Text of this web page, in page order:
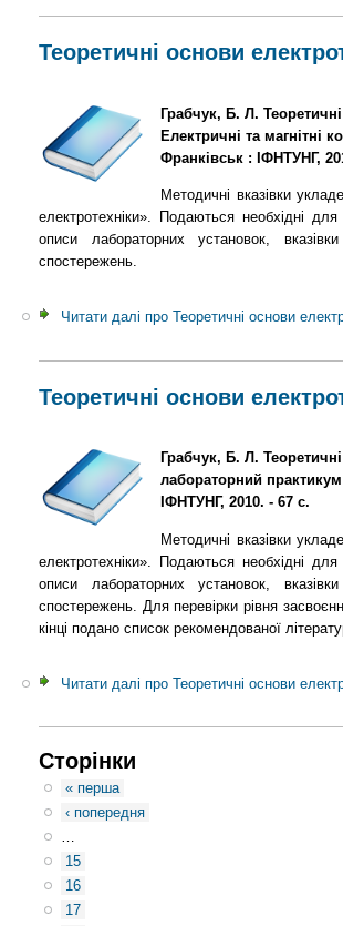
Теоретичні основи
Грабчук, Б. Л.
Електричні та
Франківськ : ІФНТУНГ,
Методичні вказівки
електротехніки». Подаються необхідні для
описи лабораторних установок,
спостережень.
Читати далі про Теоретичні основи
Теоретичні основи
Грабчук, Б. Л.
лабораторний
ІФНТУНГ, 2010. - 67 с.
Методичні вказівки
електротехніки». Подаються необхідні для
описи лабораторних установок,
спостережень. Для перевірки рівня
кінці подано список рекомендованої
Читати далі про Теоретичні основи
Сторінки
« перша
‹ попередня
…
15
16
17